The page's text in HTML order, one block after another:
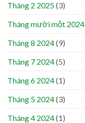
Tháng 2 2025(3)
Tháng mười một 2024
Tháng 8 2024(9)
Tháng 7 2024(5)
Tháng 6 2024(1)
Tháng 5 2024(3)
Tháng 4 2024(1)